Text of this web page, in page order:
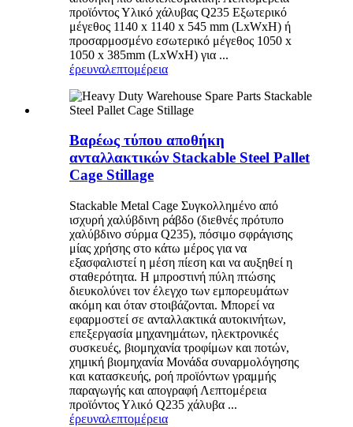
προϊόντος Υλικό χάλυβας Q235 Εξωτερικό
μέγεθος 1140 x 1140 x 545 mm (LxWxH) ή
προσαρμοσμένο εσωτερικό μέγεθος 1050 x
1050 x 385mm (LxWxH) για ...
έρευναλεπτομέρεια
Βαρέως τύπου αποθήκη
ανταλλακτικών Stackable Steel Pallet
Cage Stillage
Stackable Metal Cage Συγκολλημένο από
ισχυρή χαλύβδινη ράβδο (διεθνές πρότυπο
χαλύβδινο σύρμα Q235), πόσιμο σφράγισης
μίας χρήσης στο κάτω μέρος για να
εξασφαλιστεί η μέση πίεση και να αυξηθεί η
σταθερότητα. Η μπροστινή πύλη πτώσης
διευκολύνει τον έλεγχο των εμπορευμάτων
ακόμη και όταν στοιβάζονται. Μπορεί να
εφαρμοστεί σε ανταλλακτικά αυτοκινήτων,
επεξεργασία μηχανημάτων, ηλεκτρονικές
συσκευές, βιομηχανία τροφίμων και ποτών,
χημική βιομηχανία Μονάδα συναρμολόγησης
και κατασκευής, ροή προϊόντων γραμμής
παραγωγής και απογραφή Λεπτομέρεια
προϊόντος Υλικό Q235 χάλυβα ...
έρευναλεπτομέρεια